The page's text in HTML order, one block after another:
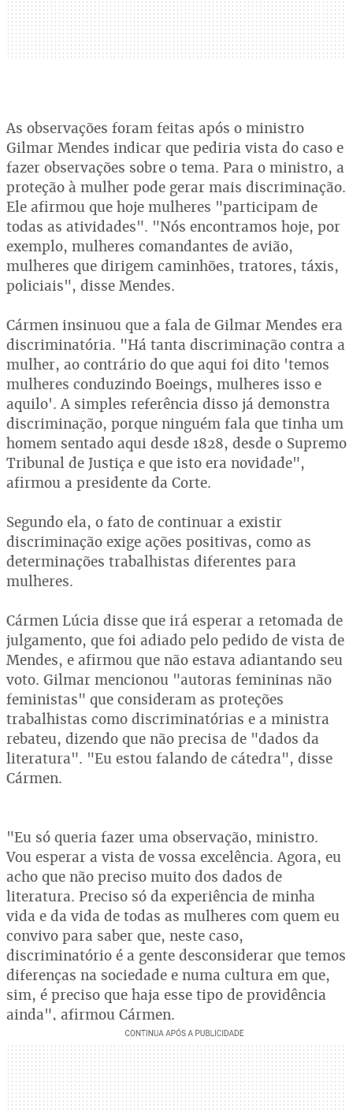
As observações foram feitas após o ministro
Gilmar Mendes indicar que pediria vista do caso e
fazer observações sobre o tema. Para o ministro, a
proteção à mulher pode gerar mais discriminação.
Ele afirmou que hoje mulheres "participam de
todas as atividades". "Nós encontramos hoje, por
exemplo, mulheres comandantes de avião,
mulheres que dirigem caminhões, tratores, táxis,
policiais", disse Mendes.
Cármen insinuou que a fala de Gilmar Mendes era
discriminatória. "Há tanta discriminação contra a
mulher, ao contrário do que aqui foi dito 'temos
mulheres conduzindo Boeings, mulheres isso e
aquilo'. A simples referência disso já demonstra
discriminação, porque ninguém fala que tinha um
homem sentado aqui desde 1828, desde o Supremo
Tribunal de Justiça e que isto era novidade",
afirmou a presidente da Corte.
Segundo ela, o fato de continuar a existir
discriminação exige ações positivas, como as
determinações trabalhistas diferentes para
mulheres.
Cármen Lúcia disse que irá esperar a retomada de
julgamento, que foi adiado pelo pedido de vista de
Mendes, e afirmou que não estava adiantando seu
voto. Gilmar mencionou "autoras femininas não
feministas" que consideram as proteções
trabalhistas como discriminatórias e a ministra
rebateu, dizendo que não precisa de "dados da
literatura". "Eu estou falando de cátedra", disse
Cármen.
"Eu só queria fazer uma observação, ministro.
Vou esperar a vista de vossa excelência. Agora, eu
acho que não preciso muito dos dados de
literatura. Preciso só da experiência de minha
vida e da vida de todas as mulheres com quem eu
convivo para saber que, neste caso,
discriminatório é a gente desconsiderar que temos
diferenças na sociedade e numa cultura em que,
sim, é preciso que haja esse tipo de providência
ainda", afirmou Cármen.